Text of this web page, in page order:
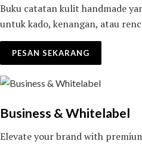
Buku catatan kulit handmade
untuk kado, kenangan, atau
PESAN SEKARANG
Business & Whitelabel
Elevate your brand with